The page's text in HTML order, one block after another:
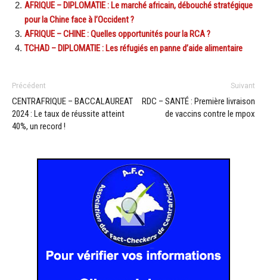
AFRIQUE – DIPLOMATIE : Le marché africain, débouché stratégique
pour la Chine face à l’Occident ?
AFRIQUE – CHINE : Quelles opportunités pour la RCA ?
TCHAD – DIPLOMATIE : Les réfugiés en panne d’aide alimentaire
Précédent
CENTRAFRIQUE – BACCALAUREAT
2024 : Le taux de réussite atteint
40%, un record !
Suivant
RDC – SANTÉ : Première livraison
de vaccins contre le mpox